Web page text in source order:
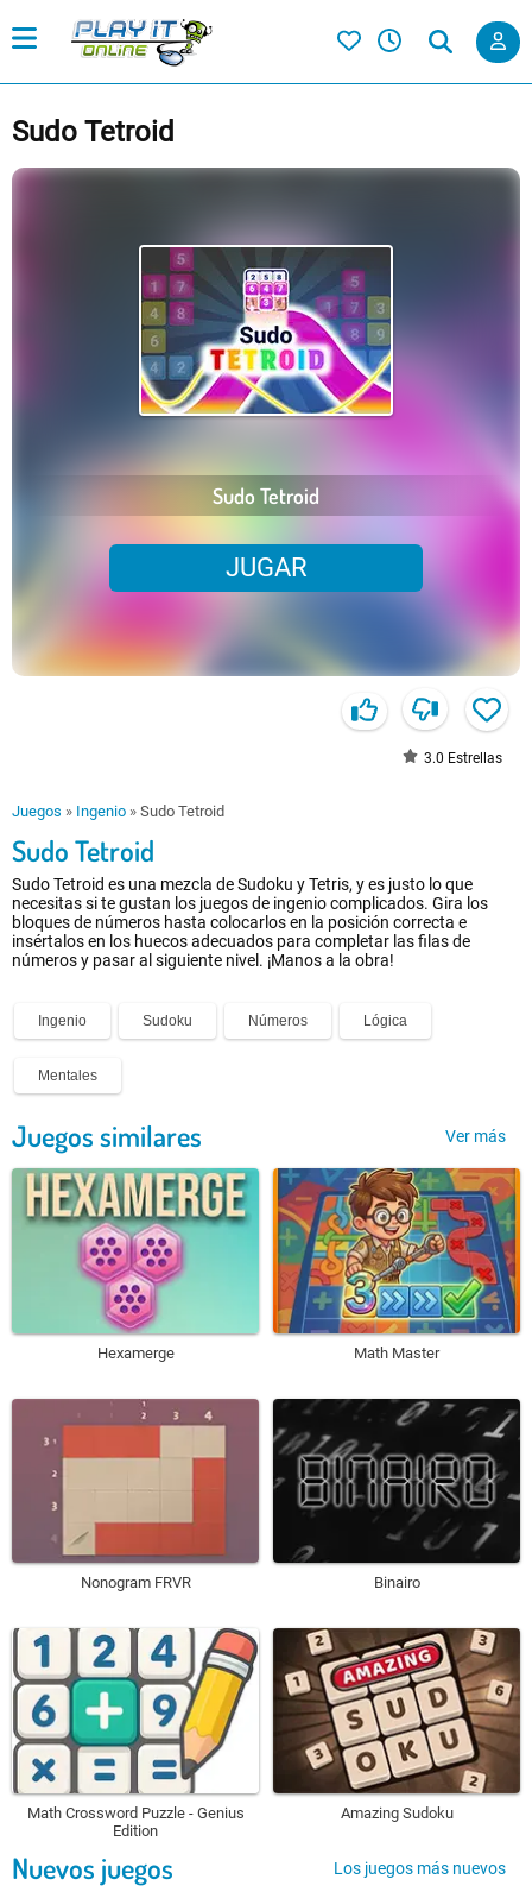
Sudo Tetroid
Sudo Tetroid
JUGAR
3.0 Estrellas
Juegos » Ingenio » Sudo Tetroid
Sudo Tetroid
Sudo Tetroid es una mezcla de Sudoku y Tetris, y es justo lo que
necesitas si te gustan los juegos de ingenio complicados. Gira los
bloques de números hasta colocarlos en la posición correcta e
insértalos en los huecos adecuados para completar las filas de
números y pasar al siguiente nivel. ¡Manos a la obra!
Ingenio Sudoku Números Lógica
Mentales
Juegos similares Ver más
Hexamerge Math Master
Nonogram FRVR Binairo
Math Crossword Puzzle - Genius
Edition
Amazing Sudoku
Nuevos juegos Los juegos más nuevos